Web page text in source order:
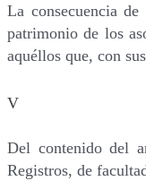
La consecuencia
patrimonio de los
aquéllos que, con
V
Del contenido del
Registros, de